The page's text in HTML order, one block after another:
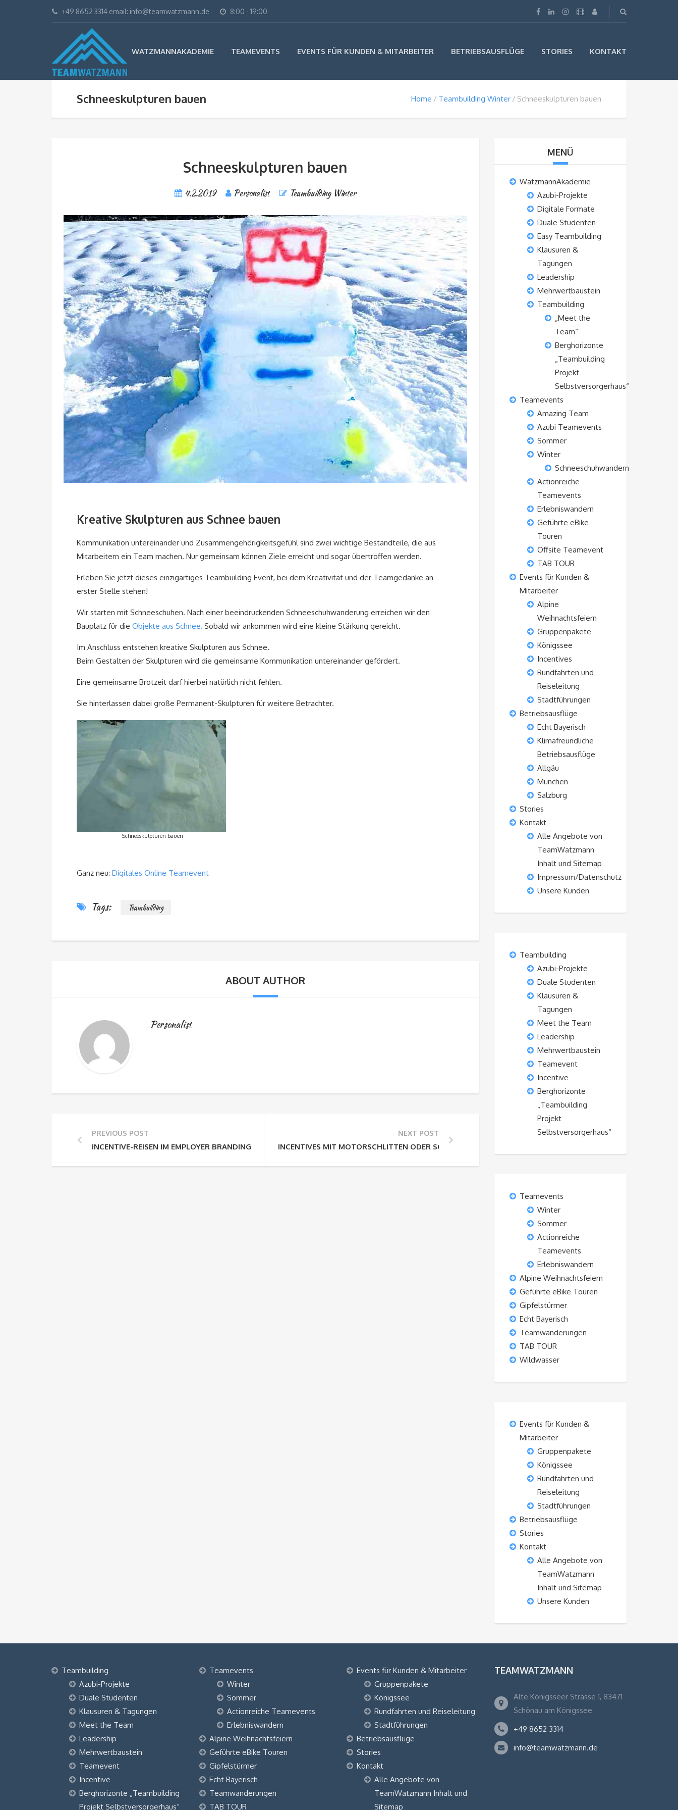
+49 8652 3314 email: info@teamwatzmann.de 8:00 - 19:00
WATZMANNAKADEMIE TEAMEVENTS EVENTS FÜR KUNDEN & MITARBEITER BETRIEBSAUSFLÜGE STORIES KONTAKT
Schneeskulpturen bauen Home Teambuilding Winter Schneeskulpturen bauen
Schneeskulpturen bauen
4.2.2019 Personalist Teambuilding Winter
Kreative Skulpturen aus Schnee bauen
Kommunikation untereinander und Zusammengehörigkeitsgefühl sind zwei wichtige Bestandteile, die aus
Mitarbeitern ein Team machen. Nur gemeinsam können Ziele erreicht und sogar übertroffen werden.
Erleben Sie jetzt dieses einzigartiges Teambuilding Event, bei dem Kreativität und der Teamgedanke an
erster Stelle stehen!
Wir starten mit Schneeschuhen. Nach einer beeindruckenden Schneeschuhwanderung erreichen wir den
Bauplatz für die Objekte aus Schnee. Sobald wir ankommen wird eine kleine Stärkung gereicht.
Im Anschluss entstehen kreative Skulpturen aus Schnee.
Beim Gestalten der Skulpturen wird die gemeinsame Kommunikation untereinander gefördert.
Eine gemeinsame Brotzeit darf hierbei natürlich nicht fehlen.
Sie hinterlassen dabei große Permanent-Skulpturen für weitere Betrachter.
Schneeskulpturen bauen
Ganz neu: Digitales Online Teamevent
Tags: Teambuilding
ABOUT AUTHOR
Personalist
PREVIOUS POST
INCENTIVE-REISEN IM EMPLOYER BRANDING
NEXT POST
INCENTIVES MIT MOTORSCHLITTEN ODER SCHNEEMOBIL FAHREN
MENÜ
WatzmannAkademie
Azubi-Projekte
Digitale Formate
Duale Studenten
Easy Teambuilding
Klausuren &
Tagungen
Leadership
Mehrwertbaustein
Teambuilding
„Meet the
Team“
Berghorizonte
„Teambuilding
Projekt
Selbstversorgerhaus“
Teamevents
Amazing Team
Azubi Teamevents
Sommer
Winter
Schneeschuhwandern
Actionreiche
Teamevents
Erlebniswandern
Geführte eBike
Touren
Offsite Teamevent
TAB TOUR
Events für Kunden &
Mitarbeiter
Alpine
Weihnachtsfeiern
Gruppenpakete
Königssee
Incentives
Rundfahrten und
Reiseleitung
Stadtführungen
Betriebsausflüge
Echt Bayerisch
Klimafreundliche
Betriebsausflüge
Allgäu
München
Salzburg
Stories
Kontakt
Alle Angebote von
TeamWatzmann
Inhalt und Sitemap
Impressum/Datenschutz
Unsere Kunden
Teambuilding
Azubi-Projekte
Duale Studenten
Klausuren &
Tagungen
Meet the Team
Leadership
Mehrwertbaustein
Teamevent
Incentive
Berghorizonte
„Teambuilding
Projekt
Selbstversorgerhaus“
Teamevents
Winter
Sommer
Actionreiche
Teamevents
Erlebniswandern
Alpine Weihnachtsfeiern
Geführte eBike Touren
Gipfelstürmer
Echt Bayerisch
Teamwanderungen
TAB TOUR
Wildwasser
Events für Kunden &
Mitarbeiter
Gruppenpakete
Königssee
Rundfahrten und
Reiseleitung
Stadtführungen
Betriebsausflüge
Stories
Kontakt
Alle Angebote von
TeamWatzmann
Inhalt und Sitemap
Unsere Kunden
Teambuilding
Azubi-Projekte
Duale Studenten
Klausuren & Tagungen
Meet the Team
Leadership
Mehrwertbaustein
Teamevent
Incentive
Berghorizonte „Teambuilding
Projekt Selbstversorgerhaus“
Teamevents
Winter
Sommer
Actionreiche Teamevents
Erlebniswandern
Alpine Weihnachtsfeiern
Geführte eBike Touren
Gipfelstürmer
Echt Bayerisch
Teamwanderungen
TAB TOUR
Events für Kunden & Mitarbeiter
Gruppenpakete
Königssee
Rundfahrten und Reiseleitung
Stadtführungen
Betriebsausflüge
Stories
Kontakt
Alle Angebote von
TeamWatzmann Inhalt und
Sitemap
TEAMWATZMANN
Alte Königsseer Strasse 1, 83471
Schönau am Königssee
+49 8652 3314
info@teamwatzmann.de